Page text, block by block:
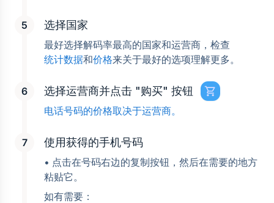
选择国家
最好选择解码率最高的国家和运营商，检查
统计数据和价格来关于最好的选项理解更多。
选择运营商并点击 "购买" 按钮
电话号码的价格取决于运营商。
使用获得的手机号码
• 点击在号码右边的复制按钮，然后在需要的地方
粘贴它。
如有需要：